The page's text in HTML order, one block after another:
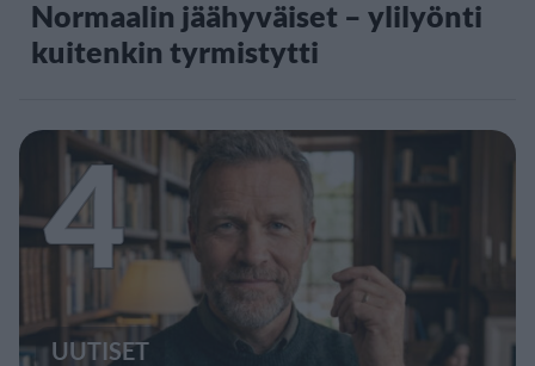
Normaalin jäähyväiset – ylilyönti
kuitenkin tyrmistytti
4
UUTISET